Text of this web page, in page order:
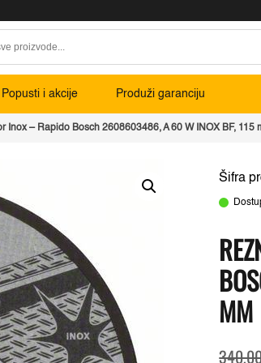
Popusti i akcije Produži garanciju
Inox – Rapido Bosch 2608603486, A 60 W INOX BF, 115
Šifra
MM